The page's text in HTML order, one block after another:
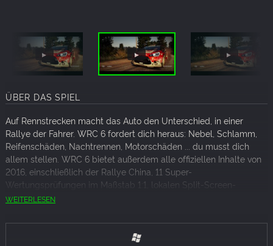
ÜBER DAS SPIEL
Auf Rennstrecken macht das Auto den Unterschied, in einer
Rallye der Fahrer. WRC 6 fordert dich heraus: Nebel, Schlamm,
Reifenschäden, Nachtrennen, Motorschäden ... du musst dich
allem stellen. WRC 6 bietet außerdem alle offiziellen Inhalte von
2016, einschließlich der Rallye China, 11 Super-
Wertungsprüfungen im Maßstab 1:1, lokalen Split-Screen-
Multiplayer, weltweite Ranglisten und wöchentlich neue Online
Auflösung, 2 brandneue Modi, noch mehr spektakuläre
Spielkameras und Gratiszugang zur gesamten eSports WRC
WEITERLESEN